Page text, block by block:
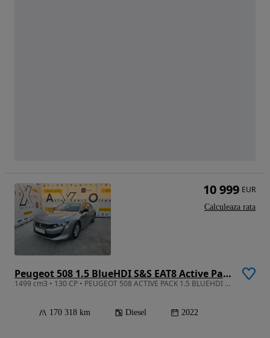
Peugeot 508 1.5 BlueHDI S&S EAT8 Active Pack
1499 cm3 • 130 CP • PEUGEOT 508 ACTIVE PACK 1.5 BLUEHDI 130 CP EAT8 | 2022 | CAMERE 360° |
170 318 km Diesel 2022
10 999 EUR
Calculeaza rata